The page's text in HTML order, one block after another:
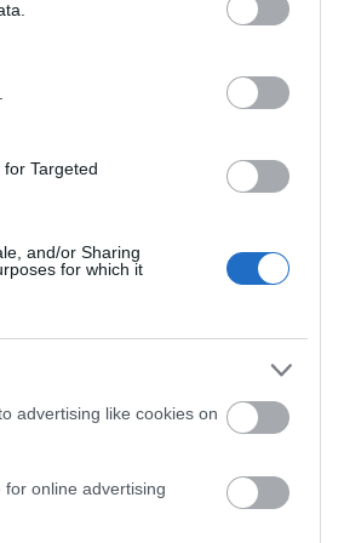
Targeted
and/or Sharing
for which it
advertising like cookies on
online advertising
- Δεν
22 Ιουν 2026
ΔΥΠΑ:
επιδότηση
Ανοιχτές οι
Αναπληρωτές : Ξεκινά
η αποστολή
απόλυσης για ΔΥΠΑ